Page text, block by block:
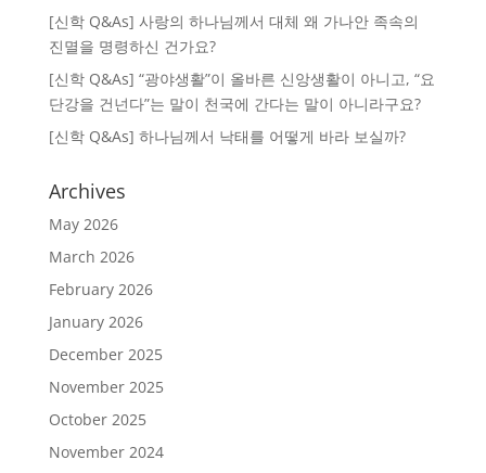
[신학 Q&As] 사랑의 하나님께서 대체 왜 가나안 족속의
진멸을 명령하신 건가요?
[신학 Q&As] “광야생활”이 올바른 신앙생활이 아니고, “요
단강을 건넌다”는 말이 천국에 간다는 말이 아니라구요?
[신학 Q&As] 하나님께서 낙태를 어떻게 바라 보실까?
Archives
May 2026
March 2026
February 2026
January 2026
December 2025
November 2025
October 2025
November 2024